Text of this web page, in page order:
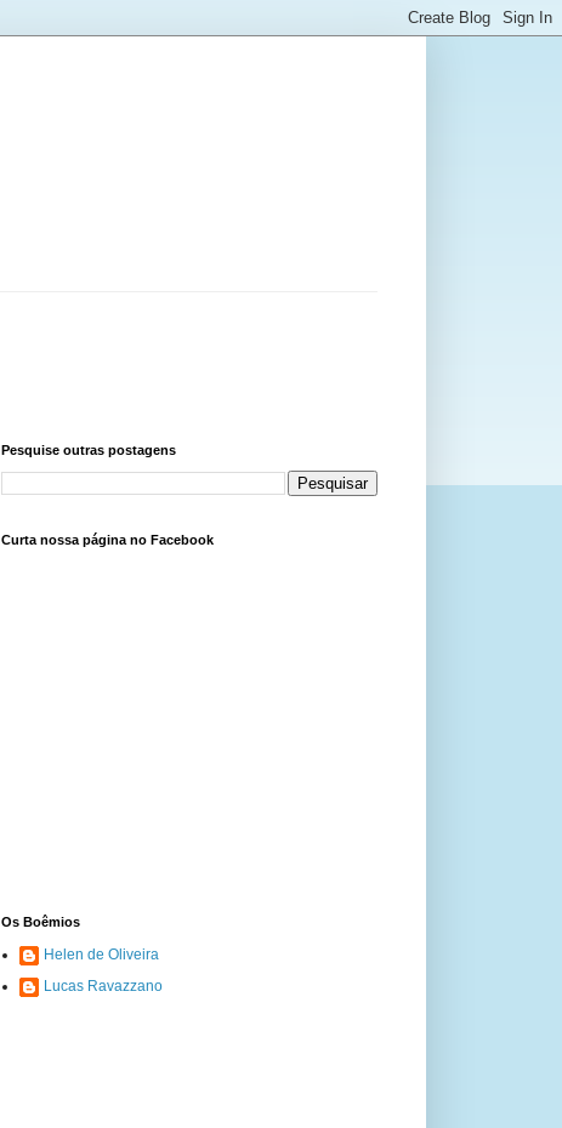
Pesquise outras postagens
Curta nossa página no Facebook
Os Boêmios
Helen de Oliveira
Lucas Ravazzano